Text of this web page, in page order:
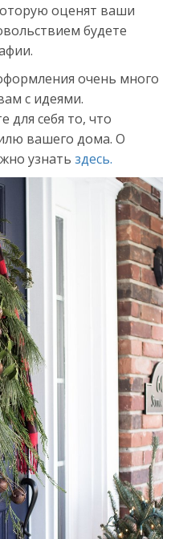
оценят ваши
будете
очень много
с идеями.
для себя то, что
вашего дома. О
узнать здесь.